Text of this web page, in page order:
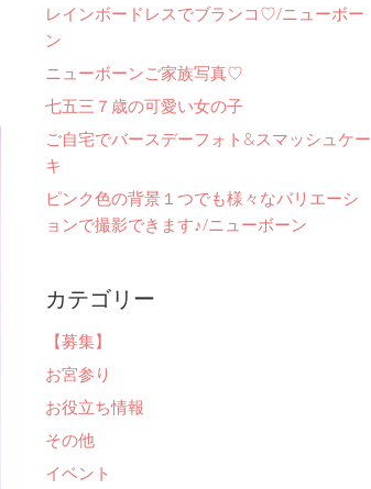
レインボードレスでブランコ♡/ニューボー
ン
ニューボーンご家族写真♡
七五三７歳の可愛い女の子
ご自宅でバースデーフォト&スマッシュケー
キ
ピンク色の背景１つでも様々なバリエーシ
ョンで撮影できます♪/ニューボーン
カテゴリー
【募集】
お宮参り
お役立ち情報
その他
イベント